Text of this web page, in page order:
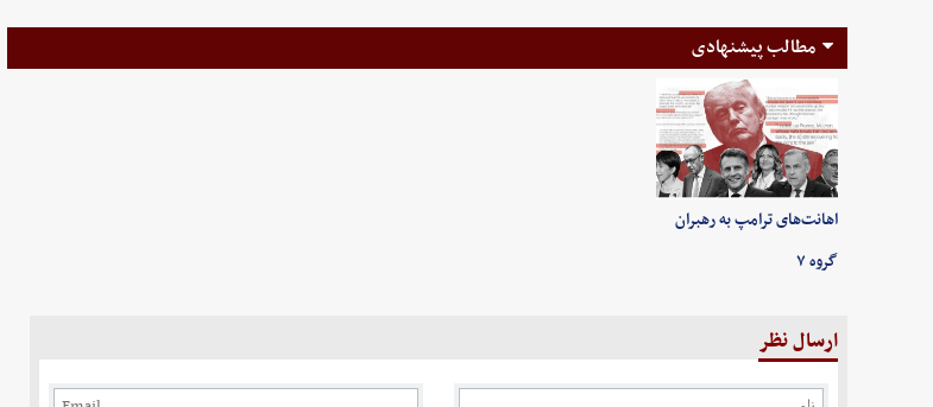
مطالب پیشنهادی
اهانت‌های ترامپ به رهبران
گروه ۷
ارسال نظر